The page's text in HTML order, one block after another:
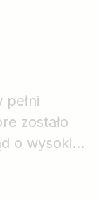
zostało
o wysokim